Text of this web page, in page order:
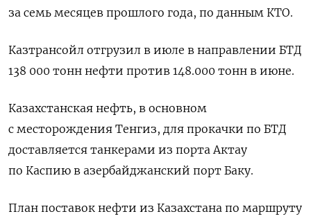
за семь месяцев прошлого года, по данным КТО.
Казтрансойл отгрузил в июле в направлении БТД
138 000 тонн нефти против 148.000 тонн в июне.
Казахстанская нефть, в основном
с месторождения Тенгиз, для прокачки по БТД
доставляется танкерами из порта Актау
по Каспию в азербайджанский порт Баку.
План поставок нефти из Казахстана по маршруту